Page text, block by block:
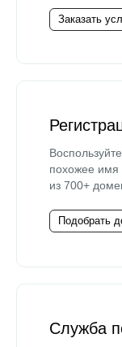
Заказать
похожее имя
из 700+
Подобрать
Служба